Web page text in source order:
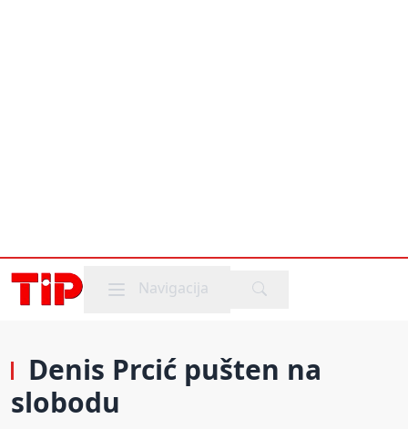
Mobile menu
Navigacija
Denis Prcić pušten na
slobodu